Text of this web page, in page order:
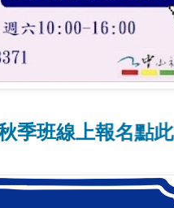
報名點此連結 📢